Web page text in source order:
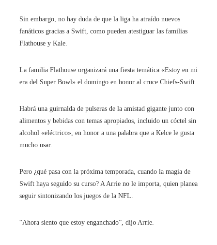
Sin embargo, no hay duda de que la liga ha atraído nuevos
fanáticos gracias a Swift, como pueden atestiguar las familias
Flathouse y Kale.
La familia Flathouse organizará una fiesta temática «Estoy en mi
era del Super Bowl» el domingo en honor al cruce Chiefs-Swift.
Habrá una guirnalda de pulseras de la amistad gigante junto con
alimentos y bebidas con temas apropiados, incluido un cóctel sin
alcohol «eléctrico», en honor a una palabra que a Kelce le gusta
mucho usar.
Pero ¿qué pasa con la próxima temporada, cuando la magia de
Swift haya seguido su curso? A Arrie no le importa, quien planea
seguir sintonizando los juegos de la NFL.
“Ahora siento que estoy enganchado”, dijo Arrie.